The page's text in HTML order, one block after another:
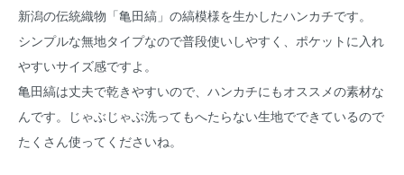
新潟の伝統織物「亀田縞」の縞模様を生かしたハンカチです。
シンプルな無地タイプなので普段使いしやすく、ポケットに入れ
やすいサイズ感ですよ。
亀田縞は丈夫で乾きやすいので、ハンカチにもオススメの素材な
んです。じゃぶじゃぶ洗ってもへたらない生地でできているので
たくさん使ってくださいね。